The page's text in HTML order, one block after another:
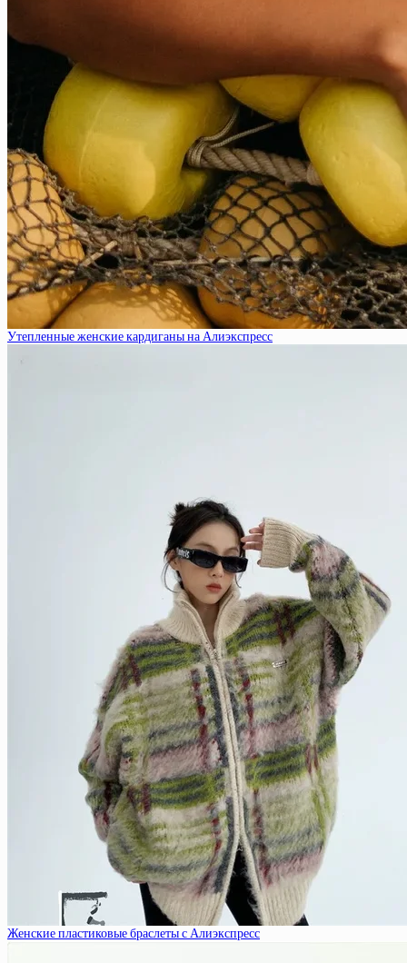
Утепленные женские кардиганы на Алиэкспресс
Женские пластиковые браслеты с Алиэкспресс